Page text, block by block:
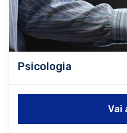
Psicologia
Vai